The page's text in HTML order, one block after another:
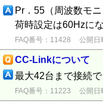
Pr．55（周波数モ
荷時設定は60Hzに
FAQ番号：11428 公開日
CC-Linkについて
最大42台まで接続
FAQ番号：11223 公開日